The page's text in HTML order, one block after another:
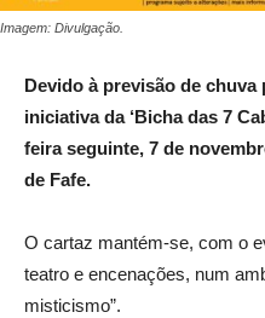
Imagem: Divulgação.
Devido à previsão de
iniciativa da ‘Bicha das 7
feira seguinte, 7 de
de Fafe.
O cartaz mantém-se, com o
teatro e encenações, num
misticismo”.